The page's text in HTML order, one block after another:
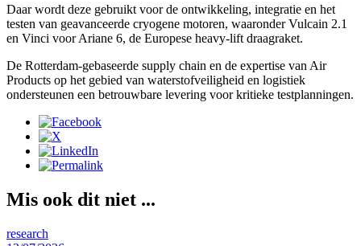
Daar wordt deze gebruikt voor de ontwikkeling, integratie en het
testen van geavanceerde cryogene motoren, waaronder Vulcain 2.1
en Vinci voor Ariane 6, de Europese heavy-lift draagraket.
De Rotterdam‑gebaseerde supply chain en de expertise van Air
Products op het gebied van waterstofveiligheid en logistiek
ondersteunen een betrouwbare levering voor kritieke testplanningen.
Mis ook dit niet ...
research